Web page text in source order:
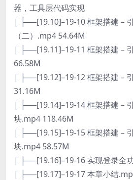
器，工具层代码实现
| ├──[19.10]–19-10 框架搭建 –
（二）.mp4 54.64M
| ├──[19.11]–19-11 框架搭建 –
66.58M
| ├──[19.12]–19-12 框架搭建 –
31.16M
| ├──[19.14]–19-14 框架搭建 –
块.mp4 118.46M
| ├──[19.15]–19-15 框架搭建 –
块.mp4 58.57M
| ├──[19.16]–19-16 实现登录全
| ├──[19.17]–19-17 本章小结